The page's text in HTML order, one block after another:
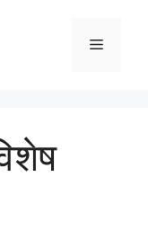
Menu